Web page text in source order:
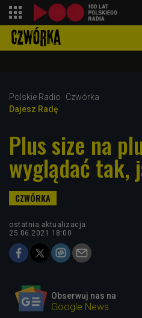
Polskie Radio
Czwórka
Dajesz Radę
Plus size na
wyglądać tak,
ostatnia aktualizacja:
25.06.2021 18:00
Obserwuj nas na
Google News